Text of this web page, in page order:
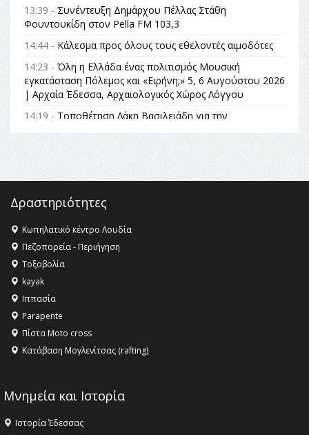
13:39 - Συνέντευξη Δημάρχου Πέλλας Στάθη
Φουντουκίδη στον Pella FM 103,3
14:44 - Κάλεσμα προς όλους τους εθελοντές αιμοδότες
14:23 - Όλη η Ελλάδα ένας πολιτισμός Μουσική
εγκατάσταση Πόλεμος και «Ειρήνη;» 5, 6 Αυγούστου 2026
| Αρχαία Έδεσσα, Αρχαιολογικός Χώρος Λόγγου
14:19 - Τοποθέτηση Λάκη Βασιλειάδη για την
Αναθεώρηση του Συντάγματος: «Σε τέτοιες κορυφαίες
θεσμικές διαδικασίες υπάρχει μόνο η ευθύνη απέναντι
στις επόμενες γενιές»
16:35 -Το πρόγραμμα του ΠΑΟΚ στον δεύτερο γύρο του
16:27 - Όλυμπος: Εντάχθηκε στον Κατάλογο Παγκόσμιας
Κληρονομιάς της UNESCO – Ομόφωνη η απόφαση Ο
Όλυμπος αναγνωρίστηκε ως φυσικό και πολιτιστικό
αγαθό εξέχουσας οικουμενικής αξίας για την
ανθρωπότητα
16:18 -
ΣΤΗΝ ΕΔΕΣΣΑ
Δραστηριότητες
Κωπηλατικό κέντρο Λουδία
Πεζοπορεία - Περιήγηση
Τοξοβολία
kayak
Ιππασία
Parapente
Πίστα Moto cross
Κατάβαση Μογλενίτσας (rafting)
Μνημεία και Ιστορία
Ιστορία Έδεσσας